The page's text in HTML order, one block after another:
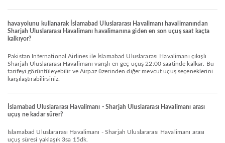
havayolunu kullanarak İslamabad Uluslararası Havalimanı havalimanından
Sharjah Uluslararası Havalimanı havalimanına giden en son uçuş saat kaçta
kalkıyor?
Pakistan International Airlines ile İslamabad Uluslararası Havalimanı çıkışlı
Sharjah Uluslararası Havalimanı varışlı en geç uçuş 22:00 saatinde kalkar. Bu
tarifeyi görüntüleyebilir ve Airpaz üzerinden diğer mevcut uçuş seçeneklerini
karşılaştırabilirsiniz.
İslamabad Uluslararası Havalimanı - Sharjah Uluslararası Havalimanı arası
uçuş ne kadar sürer?
İslamabad Uluslararası Havalimanı - Sharjah Uluslararası Havalimanı arası
uçuş süresi yaklaşık 3sa 15dk.